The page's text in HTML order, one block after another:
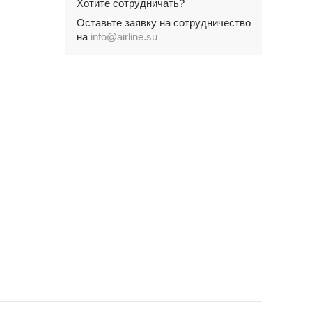
Хотите сотрудничать?
Оставьте заявку на сотрудничество
на info@airline.su